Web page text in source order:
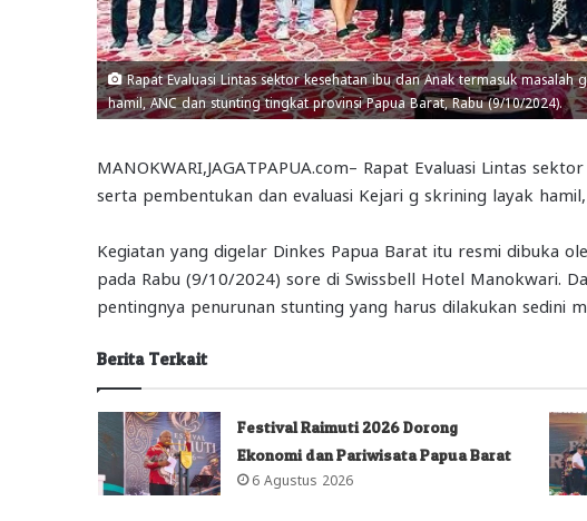
Rapat Evaluasi Lintas sektor kesehatan ibu dan Anak termasuk
hamil, ANC dan stunting tingkat provinsi Papua Barat, Rabu (9/10/2024).
MANOKWARI,JAGATPAPUA.com– Rapat Evaluasi Lintas
serta pembentukan dan evaluasi Kejari g skrining layak
Kegiatan yang digelar Dinkes Papua Barat itu resmi dibuka
pada Rabu (9/10/2024) sore di Swissbell Hotel Manokwari.
pentingnya penurunan stunting yang harus dilakukan sedini
Berita Terkait
Festival Raimuti 2026 Dorong
Ekonomi dan Pariwisata Papua Barat
6 Agustus 2026